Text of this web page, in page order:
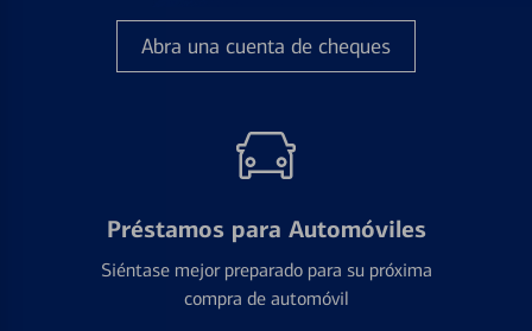
Abra una cuenta de cheques
Préstamos para Automóviles
Siéntase mejor preparado para su próxima
compra de automóvil